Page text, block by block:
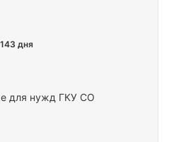
для нужд ГКУ СО
143 дня